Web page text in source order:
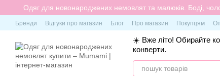
Перейти до основного контенту
Одяг для новонароджених немовлят та малюків. Боді,
Бренди Відгуки про магазин Блог Про магазин Покупцям
☀️ Вже літо! Обирайте
конверти.